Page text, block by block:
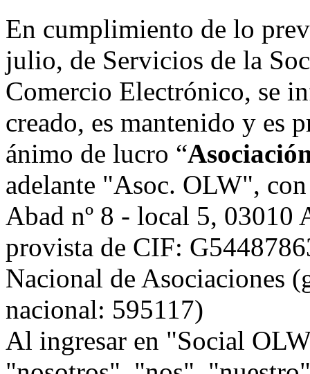
En cumplimiento de lo
julio, de Servicios de la
Comercio Electrónico, se
creado, es mantenido y es
ánimo de lucro “
adelante "Asoc. OLW",
Abad nº 8 - local 5,
provista de CIF:
Nacional de Asociaciones
nacional: 595117)
Al ingresar en "Social